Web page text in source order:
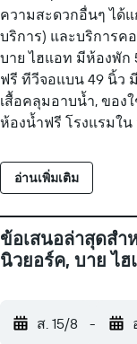
ความสะดวกอื่นๆ ได้
บริการ) และบริการค
บาย ไฮแอท มีห้องพัก
ฟรี ทีวีจอแบน 49 นิ้ว
เสื้อคลุมอาบน้ำ, ของ
ห้องน้ำฟรี โรงแรมใ
ผ้า มีบริการทำความ
สันทนาการที่โรงแรม
อ่านเพิ่มเติม
ข้อเสนอล่าสุดสำ
นิวยอร์ค, บาย ไ
ส. 15/8 -